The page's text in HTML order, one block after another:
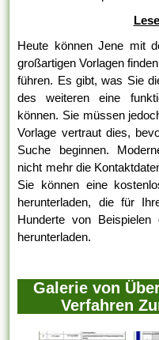
Heute können Jene mit
großartigen Vorlagen
führen. Es gibt, was Sie
des weiteren eine
können. Sie müssen
Vorlage vertraut dies,
Suche beginnen.
nicht mehr die
Sie können eine
herunterladen, die für
Hunderte von
herunterladen.
Galerie von
Verfahren